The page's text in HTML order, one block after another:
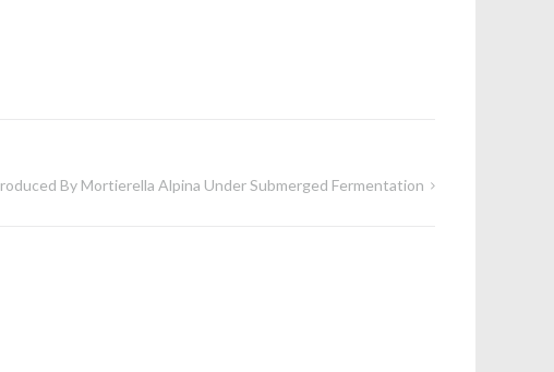
By Mortierella Alpina Under Submerged Fermentation